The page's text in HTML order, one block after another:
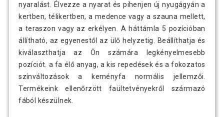
nyaralást. Élvezze a nyarat és pihenjen új nyugágyán a
kertben, télikertben, a medence vagy a szauna mellett,
a teraszon vagy az erkélyen. A háttámla 5 pozícióban
állítható, az egyenestől az ülő helyzetig. Beállíthatja és
kiválaszthatja az Ön számára legkényelmesebb
pozíciót. a fa élő anyag, a kis repedések és a fokozatos
színváltozások a keményfa normális jellemzői.
Termékeink ellenőrzött faültetvényekről származó
fából készülnek.